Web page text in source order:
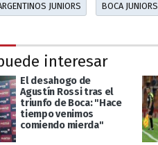
JUNIORS BOCA JUNIORS
interesar
El desahogo de
Agustín Rossi tras el
triunfo de Boca: "Hace
tiempo venimos
comiendo mierda"